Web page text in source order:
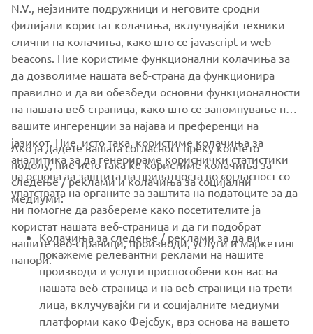
The information and/or imagery on these webpages may
never be used for commercial or non-commercial
purposes without the explicit written consent of Yamaha
Motor Europe N.V. and/or Yamaha Motor Co., Ltd.
Always ride in a safe manner and obey all local road laws.
CORPORATE
FOR BUSINESS
MORE YAMAHA
SUPPORT
N.V., нејзините подружници и неговите сродни
филијали користат колачиња, вклучувајќи техники
слични на колачиња, како што се javascript и web
beacons. Ние користиме функционални колачиња за
да дозволиме нашата веб-страна да функционира
правилно и да ви обезбеди основни функционалности
на нашата веб-страница, како што се запомнување на
вашите ингеренции за најава и преференци на
јазикот. Ние, исто така, користиме колачиња за
аналитика за да генерираме кориснички статистики
на основа за заштита на приватноста во согласност со
упатствата на органите за заштита на податоците за да
ни помогне да разбереме како посетителите ја
користат нашата веб-страница и да ги подобрат
нашите веб-страници, производи, услуги и маркетинг
напори.
Ако ја дадете вашата согласност преку копчето
подолу, ние исто така ќе користиме колачиња за
следење / реклами и колачиња за социјални
медиуми:
Колачиња за следење / реклами за да ви
покажеме релевантни реклами на нашите
производи и услуги приспособени кон вас на
нашата веб-страница и на веб-страници на трети
лица, вклучувајќи ги и социјалните медиуми
платформи како Фејсбук, врз основа на вашето